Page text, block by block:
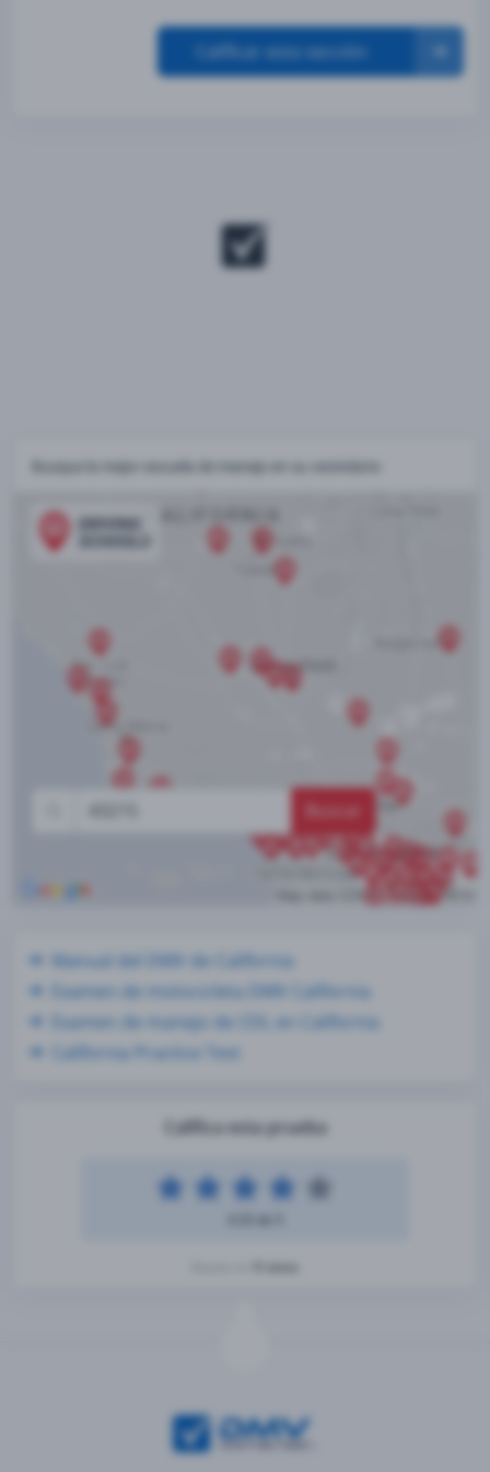
Calificar esta sección
Califica esta prueba
Manual del DMV de California
Examen de motocicleta DMV California
Examen de manejo de CDL en California
California Practice Test